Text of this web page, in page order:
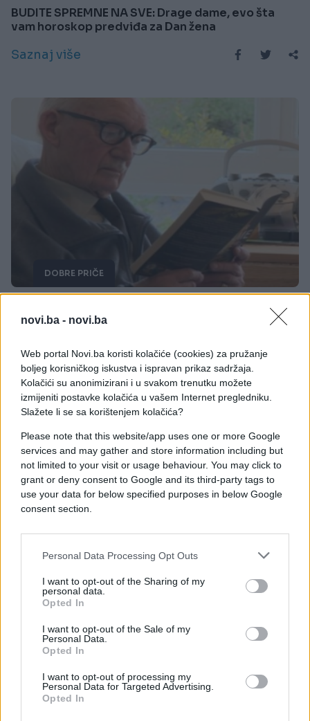
novi.ba - novi.ba
Web portal Novi.ba koristi kolačiće (cookies) za pružanje
boljeg korisničkog iskustva i ispravan prikaz sadržaja.
Kolačići su anonimizirani i u svakom trenutku možete
izmijeniti postavke kolačića u vašem Internet pregledniku.
Slažete li se sa korištenjem kolačića?
Please note that this website/app uses one or more Google
services and may gather and store information including but
not limited to your visit or usage behaviour. You may click to
grant or deny consent to Google and its third-party tags to
use your data for below specified purposes in below Google
consent section.
Personal Data Processing Opt Outs
I want to opt-out of the Sharing of my
personal data.
Opted In
I want to opt-out of the Sale of my
Personal Data.
Opted In
I want to opt-out of processing my
Personal Data for Targeted Advertising.
Opted In
BUDITE SPREMNE NA SVE: Drage dame, evo šta
vam horoskop predviđa za Dan žena
Saznaj više
DOBRE PRIČE
89-godišnjak je napisao pismo redakciji lokalnih
odgovoru se nije nadao (VIDEO)
Saznaj više
ISPOVIJESTI
07.03.17. 14:31
ISPOVIJEST BEOGRAĐANKE IZ LOS ANGELESA
Svega sam se odricala, a sad za dva dana zaradim
mjesečnu srbijansku platu